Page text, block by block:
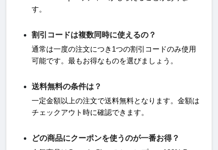
す。
割引コードは複数同時に使えるの？
通常は一度の注文につき 1つの割引コードのみ使用
可能です。最もお得なものを選びましょう。
送料無料の条件は？
一定金額以上の注文で送料無料となります。金額は
チェックアウト時に確認できます。
どの商品にクーポンを使うのが一番お得？